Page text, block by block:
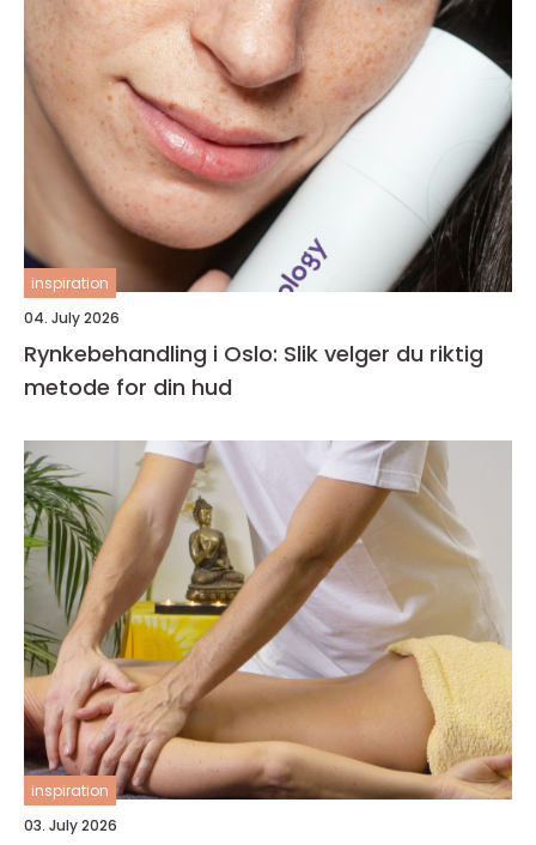
inspiration
04. July 2026
Rynkebehandling i Oslo: Slik velger du riktig
metode for din hud
inspiration
03. July 2026